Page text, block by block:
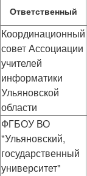
Ответственный
Координационный
совет Ассоциации
учителей
информатики
Ульяновской
области
ФГБОУ ВО
"Ульяновский,
государственный
университет"